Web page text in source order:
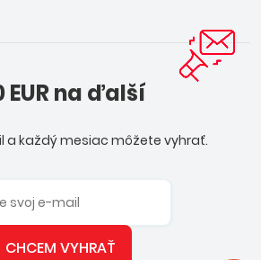
na ďalší
a každý mesiac môžete vyhrať.
CHCEM VYHRAŤ